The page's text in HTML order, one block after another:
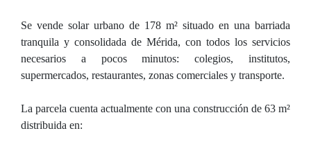
Se vende solar urbano de 178 m² situado en una barriada
tranquila y consolidada de Mérida, con todos los servicios
necesarios a pocos minutos: colegios, institutos,
supermercados, restaurantes, zonas comerciales y transporte.
La parcela cuenta actualmente con una construcción de 63 m²
distribuida en: